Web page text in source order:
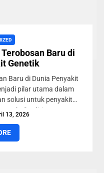
Baru di
Genetik
Baru di Dunia Penyakit
pilar utama dalam
solusi untuk penyakit
teknik editing...
13, 2026